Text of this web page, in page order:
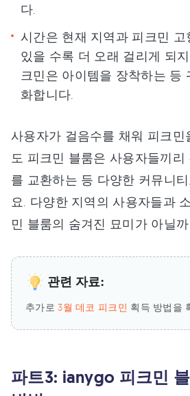
다.
시간은 현재 지역과 피크민 고
있을 수록 더 오래 걸리게 되
크민은 아이템을 장착하는 등
화합니다.
사용자가 걸음수를 채워 피크민
도 피크민 블룸은 사용자들끼리
를 교환하는 등 다양한 커뮤니
요. 다양한 지역의 사용자들과
민 블룸의 숨겨진 묘미가 아닐까
관련 자료:
추가로3월 데코 피크민 획득 방법을
파트3: ianygo 피크민